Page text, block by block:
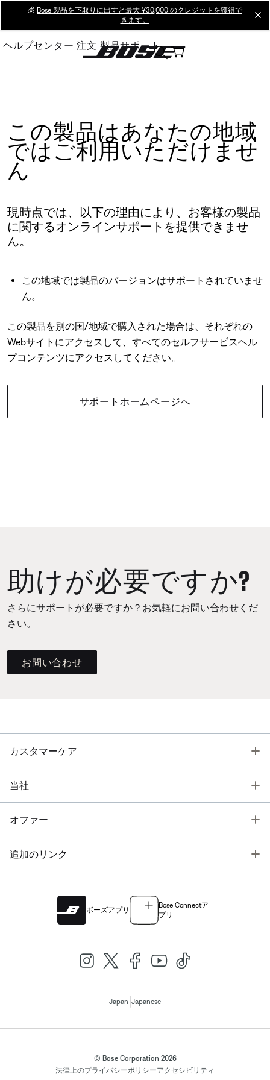
Main
💰 Bose 製品を下取りに出すと最大 ¥30,000 のクレジットを獲得で
きます。
ヘルプセンター 注文 製品サポート
この製品はあなたの地域
ではご利用いただけませ
ん
現時点では、以下の理由により、お客様の製品
に関するオンラインサポートを提供できませ
ん。
この地域では製品のバージョンはサポートされていませ
ん。
この製品を別の国/地域で購入された場合は、それぞれの
Webサイトにアクセスして、すべてのセルフサービスヘル
プコンテンツにアクセスしてください。
サポートホームページへ
助けが必要ですか?
さらにサポートが必要ですか？お気軽にお問い合わせくだ
さい。
お問い合わせ
カスタマーケア
当社
オファー
追加のリンク
ボーズアプリ
Bose Connectア
プリ
Japan Japanese
© Bose Corporation 2026
法律上のプライバシーポリシーアクセシビリティ